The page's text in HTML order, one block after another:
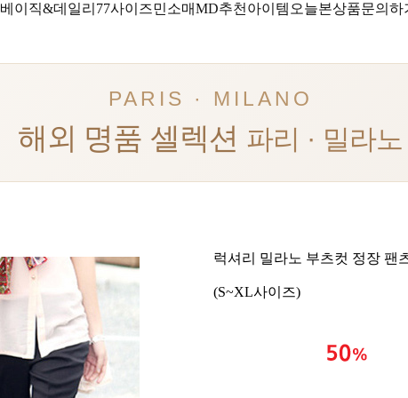
베이직&데일리 77사이즈민소매MD추천아이템 오늘본상품문의하
PARIS · MILANO
해외 명품 셀렉션 파리 · 밀라노
럭셔리 밀라노 부츠컷 정장 팬
(S~XL사이즈)